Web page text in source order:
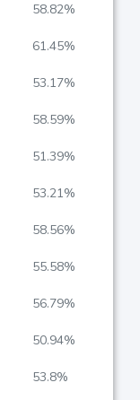
58.82%
61.45%
53.17%
58.59%
51.39%
53.21%
58.56%
55.58%
56.79%
50.94%
53.8%